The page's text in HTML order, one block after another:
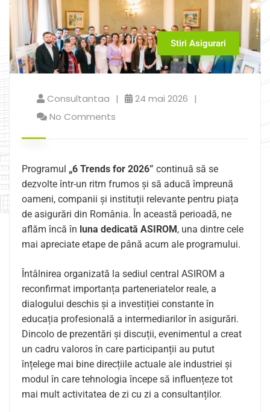
Stiri Asigurari
Consultantaa
24 mai 2026
No Comments
Programul „6 Trends for 2026” continuă să se
dezvolte într-un ritm frumos și să aducă împreună
oameni, companii și instituții relevante pentru piața
de asigurări din România. În această perioadă, ne
aflăm încă în luna dedicată ASIROM, una dintre cele
mai apreciate etape de până acum ale programului.
Întâlnirea organizată la sediul central ASIROM a
reconfirmat importanța parteneriatelor reale, a
dialogului deschis și a investiției constante în
educația profesională a intermediarilor în asigurări.
Dincolo de prezentări și discuții, evenimentul a creat
un cadru valoros în care participanții au putut
înțelege mai bine direcțiile actuale ale industriei și
modul în care tehnologia începe să influențeze tot
mai mult activitatea de zi cu zi a consultanților.